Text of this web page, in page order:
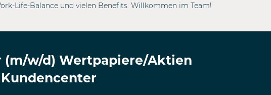
Life-Balance und vielen Benefits. Willkommen im Team!
(m/w/d) Wertpapiere/Aktien